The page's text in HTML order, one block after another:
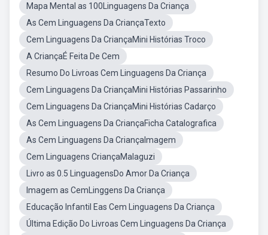
Mapa Mental as 100Linguagens Da Criança
As Cem Linguagens Da CriançaTexto
Cem Linguagens Da CriançaMini Histórias Troco
A CriançaÉ Feita De Cem
Resumo Do Livroas Cem Linguagens Da Criança
Cem Linguagens Da CriançaMini Histórias Passarinho
Cem Linguagens Da CriançaMini Histórias Cadarço
As Cem Linguagens Da CriançaFicha Catalografica
As Cem Linguagens Da CriançaImagem
Cem Linguagens CriançaMalaguzi
Livro as 0.5 LinguagensDo Amor Da Criança
Imagem as CemLinggens Da Criança
Educação Infantil Eas Cem Linguagens Da Criança
Última Edição Do Livroas Cem Linguagens Da Criança